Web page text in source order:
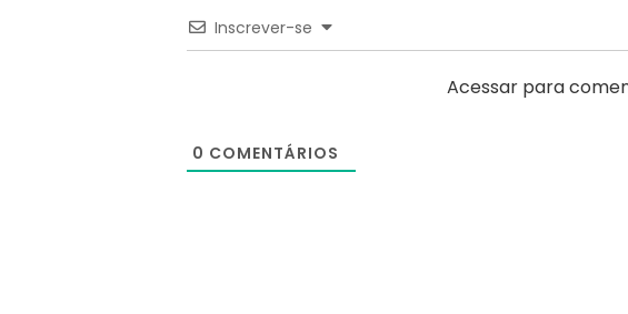
Inscrever-se
Acessar para
0 COMENTÁRIOS